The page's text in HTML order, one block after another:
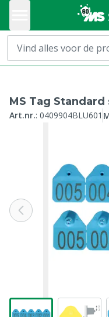
MS Tag Standard
Art.nr.: 0409904BLU601